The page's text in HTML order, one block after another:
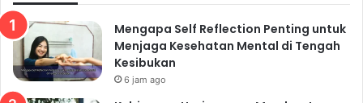
Mengapa Self Reflection Penting untuk
Menjaga Kesehatan Mental di Tengah
Kesibukan
6 jam ago